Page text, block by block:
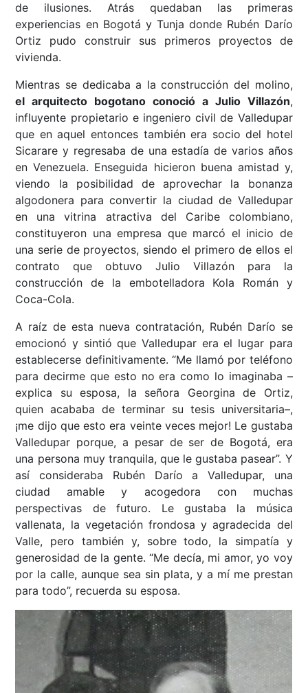
de ilusiones. Atrás quedaban las primeras
experiencias en Bogotá y Tunja donde Rubén Darío
Ortiz pudo construir sus primeros proyectos de
vivienda.
Mientras se dedicaba a la construcción del molino,
el arquitecto bogotano conoció a Julio Villazón,
influyente propietario e ingeniero civil de Valledupar
que en aquel entonces también era socio del hotel
Sicarare y regresaba de una estadía de varios años
en Venezuela. Enseguida hicieron buena amistad y,
viendo la posibilidad de aprovechar la bonanza
algodonera para convertir la ciudad de Valledupar
en una vitrina atractiva del Caribe colombiano,
constituyeron una empresa que marcó el inicio de
una serie de proyectos, siendo el primero de ellos el
contrato que obtuvo Julio Villazón para la
construcción de la embotelladora Kola Román y
Coca-Cola.
A raíz de esta nueva contratación, Rubén Darío se
emocionó y sintió que Valledupar era el lugar para
establecerse definitivamente. “Me llamó por teléfono
para decirme que esto no era como lo imaginaba –
explica su esposa, la señora Georgina de Ortiz,
quien acababa de terminar su tesis universitaria–,
¡me dijo que esto era veinte veces mejor! Le gustaba
Valledupar porque, a pesar de ser de Bogotá, era
una persona muy tranquila, que le gustaba pasear”. Y
así consideraba Rubén Darío a Valledupar, una
ciudad amable y acogedora con muchas
perspectivas de futuro. Le gustaba la música
vallenata, la vegetación frondosa y agradecida del
Valle, pero también y, sobre todo, la simpatía y
generosidad de la gente. “Me decía, mi amor, yo voy
por la calle, aunque sea sin plata, y a mí me prestan
para todo”, recuerda su esposa.